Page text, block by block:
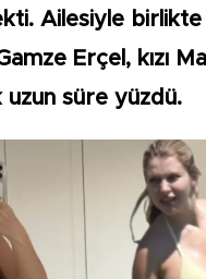
Ailesiyle
Erçel, kızı
süre yüzdü.